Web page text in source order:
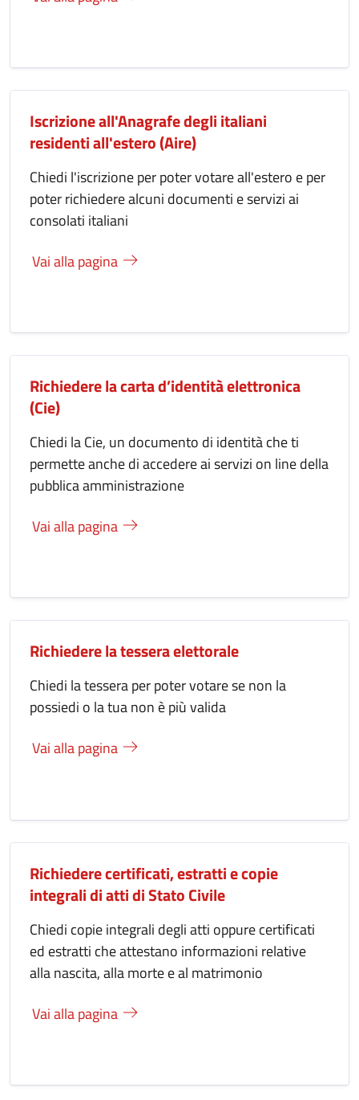
Iscrizione all'Anagrafe degli italiani
residenti all'estero (Aire)
Chiedi l'iscrizione per poter votare all'estero e per
poter richiedere alcuni documenti e servizi ai
consolati italiani
Vai alla pagina
Richiedere la carta d’identità elettronica
(Cie)
Chiedi la Cie, un documento di identità che ti
permette anche di accedere ai servizi on line della
pubblica amministrazione
Vai alla pagina
Richiedere la tessera elettorale
Chiedi la tessera per poter votare se non la
possiedi o la tua non è più valida
Vai alla pagina
Richiedere certificati, estratti e copie
integrali di atti di Stato Civile
Chiedi copie integrali degli atti oppure certificati
ed estratti che attestano informazioni relative
alla nascita, alla morte e al matrimonio
Vai alla pagina